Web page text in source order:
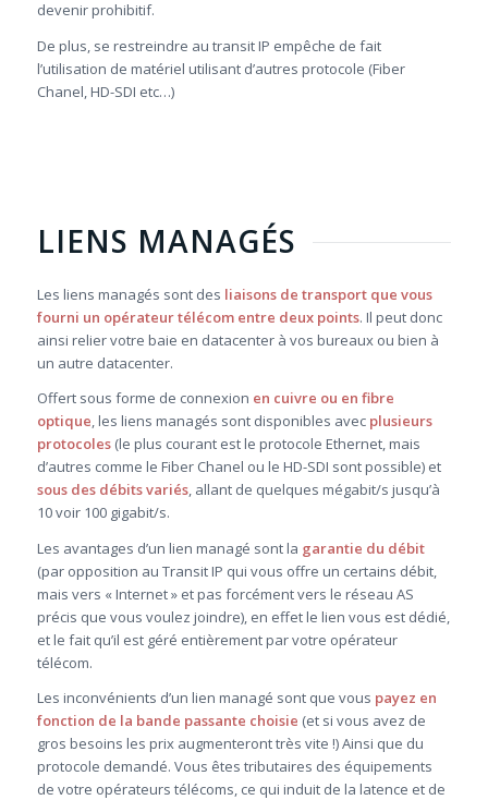
devenir prohibitif.
De plus, se restreindre au transit IP empêche de fait
l’utilisation de matériel utilisant d’autres protocole (Fiber
Chanel, HD-SDI etc…)
LIENS MANAGÉS
Les liens managés sont des liaisons de transport que vous
fourni un opérateur télécom entre deux points. Il peut donc
ainsi relier votre baie en datacenter à vos bureaux ou bien à
un autre datacenter.
Offert sous forme de connexion en cuivre ou en fibre
optique, les liens managés sont disponibles avec plusieurs
protocoles(le plus courant est le protocole Ethernet, mais
d’autres comme le Fiber Chanel ou le HD-SDI sont possible) et
sous des débits variés, allant de quelques mégabit/s jusqu’à
10 voir 100 gigabit/s.
Les avantages d’un lien managé sont la garantie du débit
(par opposition au Transit IP qui vous offre un certains débit,
mais vers « Internet » et pas forcément vers le réseau AS
précis que vous voulez joindre), en effet le lien vous est dédié,
et le fait qu’il est géré entièrement par votre opérateur
télécom.
Les inconvénients d’un lien managé sont que vous payez en
fonction de la bande passante choisie (et si vous avez de
gros besoins les prix augmenteront très vite !) Ainsi que du
protocole demandé. Vous êtes tributaires des équipements
de votre opérateurs télécoms, ce qui induit de la latence et de